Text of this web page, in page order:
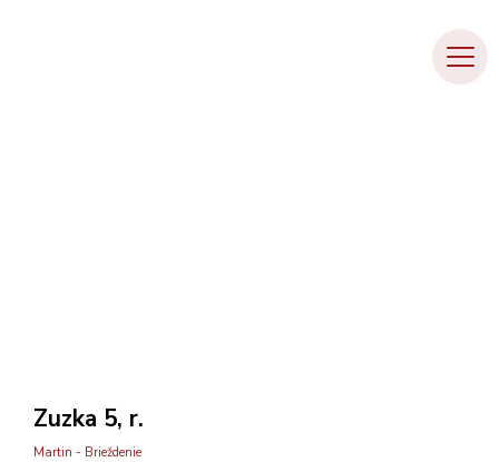
Zuzka 5, r.
Martin - Brieždenie